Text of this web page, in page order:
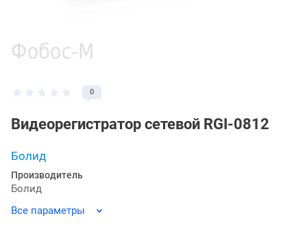
0
Видеорегистратор сетевой RGI-0812
Болид
Производитель
Болид
Все параметры